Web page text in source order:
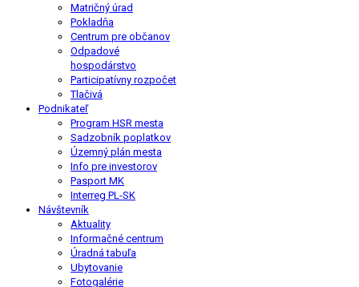
Matričný úrad
Pokladňa
Centrum pre občanov
Odpadové
hospodárstvo
Participatívny rozpočet
Tlačivá
Podnikateľ
Program HSR mesta
Sadzobník poplatkov
Územný plán mesta
Info pre investorov
Pasport MK
Interreg PL-SK
Návštevník
Aktuality
Informačné centrum
Úradná tabuľa
Ubytovanie
Fotogalérie